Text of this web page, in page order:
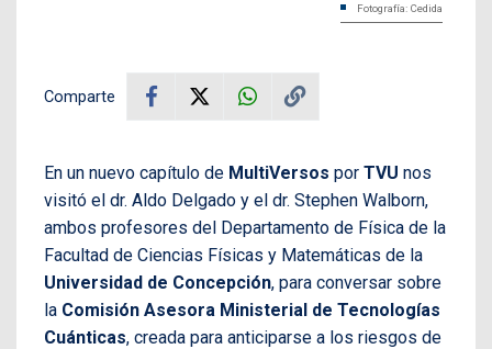
Fotografía: Cedida
Comparte
En un nuevo capítulo de MultiVersos por TVU nos
visitó el dr. Aldo Delgado y el dr. Stephen Walborn,
ambos profesores del Departamento de Física de la
Facultad de Ciencias Físicas y Matemáticas de la
Universidad de Concepción, para conversar sobre
la Comisión Asesora Ministerial de Tecnologías
Cuánticas, creada para anticiparse a los riesgos de